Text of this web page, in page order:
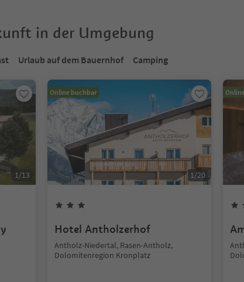
in der Umgebung
Urlaub auf dem Bauernhof Camping
1/13
Online buchbar
1/20
Hotel Antholzerhof
Antholz-Niedertal, Rasen-Antholz,
Dolomitenregion Kronplatz